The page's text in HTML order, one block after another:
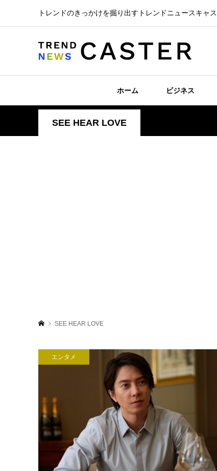
トレンドのきっかけを掘り出すトレンドニュースキャ
ホーム ビジネス
SEE HEAR LOVE
SEE HEAR LOVE
エンタメ